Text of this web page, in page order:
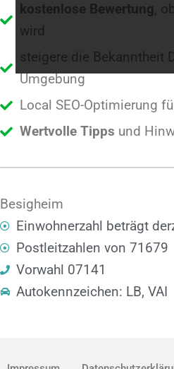
kostenlose Bewertung ,
wird
steigere die Bekanntheit
Umgebung
Local SEO-Optimierung
Wertvolle Tipps und
Besigheim
Einwohnerzahl beträgt
Postleitzahlen von 71679
Vorwahl 07141
Autokennzeichen: LB, VAI